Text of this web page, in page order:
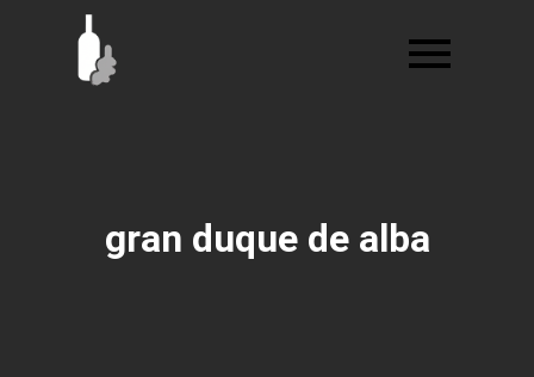
contenido
gran duque de alba